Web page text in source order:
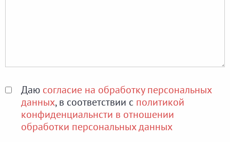
Даю согласие на обработку персональных
данных, в соответствии с политикой
конфиденциальнсти в отношении
обработки персональных данных